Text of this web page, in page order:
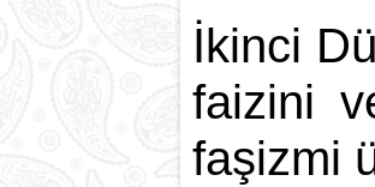
İkinci
faizini
faşizmi